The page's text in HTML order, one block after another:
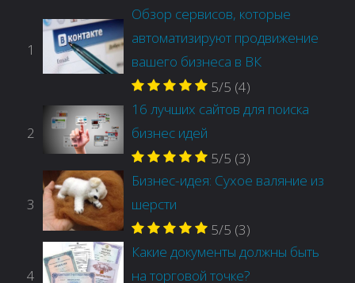
1
Обзор сервисов, которые
автоматизируют продвижение
вашего бизнеса в ВК
5/5 (4)
2
16 лучших сайтов для поиска
бизнес идей
5/5 (3)
3
Бизнес-идея: Сухое валяние из
шерсти
5/5 (3)
4
Какие документы должны быть
на торговой точке?